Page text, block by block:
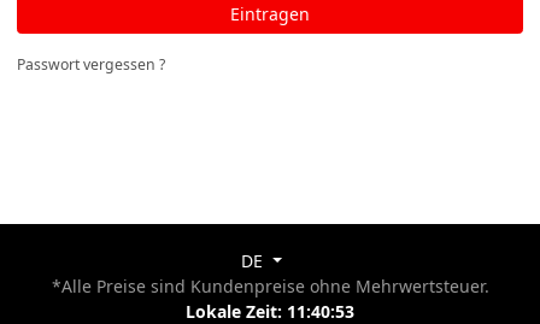
Eintragen
Passwort vergessen ?
DE
*Alle Preise sind Kundenpreise ohne Mehrwertsteuer.
Lokale Zeit: 11:40:53